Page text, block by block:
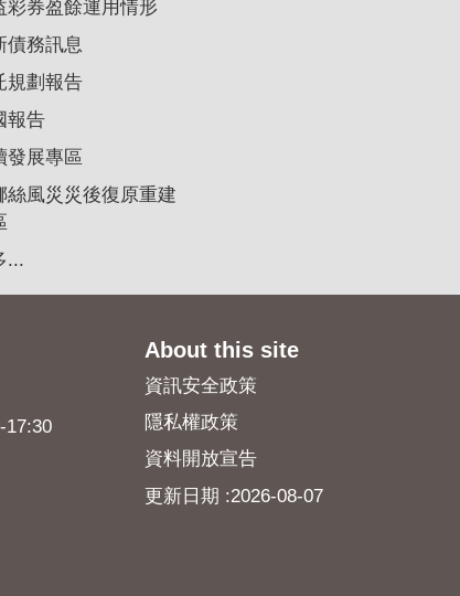
彩券盈餘運用情形
債務訊息
規劃報告
報告
發展專區
絲風災災後復原重建
...
About this site
資訊安全政策
隱私權政策
資料開放宣告
更新日期 2026-08-07